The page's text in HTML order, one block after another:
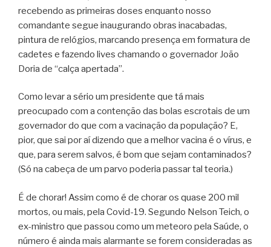
recebendo as primeiras doses enquanto nosso
comandante segue inaugurando obras inacabadas,
pintura de relógios, marcando presença em formatura de
cadetes e fazendo lives chamando o governador João
Doria de “calça apertada”.
Como levar a sério um presidente que tá mais
preocupado com a contenção das bolas escrotais de um
governador do que com a vacinação da população? E,
pior, que sai por aí dizendo que a melhor vacina é o vírus, e
que, para serem salvos, é bom que sejam contaminados?
(Só na cabeça de um parvo poderia passar tal teoria.)
É de chorar! Assim como é de chorar os quase 200 mil
mortos, ou mais, pela Covid-19. Segundo Nelson Teich, o
ex-ministro que passou como um meteoro pela Saúde, o
número é ainda mais alarmante se forem consideradas as